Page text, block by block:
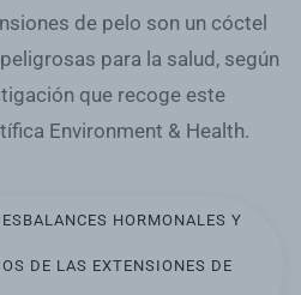
de pelo son un cóctel
para la salud, según
que recoge este
Environment & Health.
HORMONALES Y
DE LAS EXTENSIONES DE